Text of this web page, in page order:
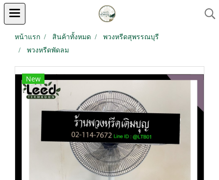
หน้าแรก สินค้าทั้งหมด
พวงหรีดสุพรรณบุรี
พวงหรีดพัดลม
New